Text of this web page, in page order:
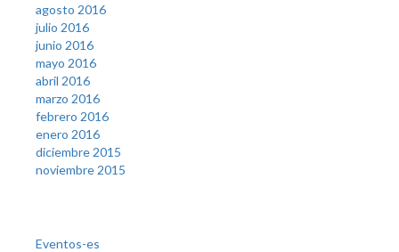
agosto 2016
julio 2016
junio 2016
mayo 2016
abril 2016
marzo 2016
febrero 2016
enero 2016
diciembre 2015
noviembre 2015
Eventos-es